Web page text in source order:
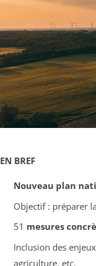
EN BREF
Nouveau plan
Objectif : préparer
51 mesures
Inclusion des
agriculture, etc.